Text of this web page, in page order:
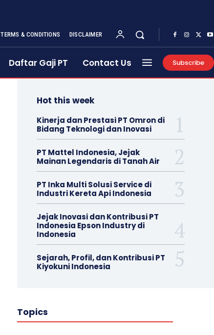
TERMS & CONDITIONS DISCLAIMER
Daftar Gaji PT Contact Us Subscribe
Hot this week
Kinerja dan Prestasi PT Omron di
Bidang Teknologi dan Inovasi
PT Mattel Indonesia, Jejak
Mainan Legendaris di Tanah Air
PT Inka Multi Solusi Service di
Industri Kereta Api Indonesia
Jejak Inovasi dan Kontribusi PT
Indonesia Epson Industry di
Indonesia
Sejarah, Profil, dan Kontribusi PT
Kiyokuni Indonesia
Topics